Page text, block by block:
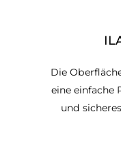
Die
eine einfache
und